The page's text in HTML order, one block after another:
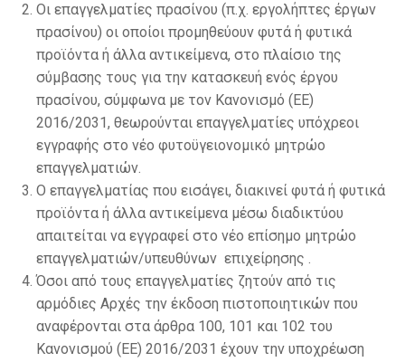
Οι επαγγελματίες πρασίνου (π.χ. εργολήπτες έργων
πρασίνου) οι οποίοι προμηθεύουν φυτά ή φυτικά
προϊόντα ή άλλα αντικείμενα, στο πλαίσιο της
σύμβασης τους για την κατασκευή ενός έργου
πρασίνου, σύμφωνα με τον Κανονισμό (ΕΕ)
2016/2031, θεωρούνται επαγγελματίες υπόχρεοι
εγγραφής στο νέο φυτοϋγειονομικό μητρώο
επαγγελματιών.
Ο επαγγελματίας που εισάγει, διακινεί φυτά ή φυτικά
προϊόντα ή άλλα αντικείμενα μέσω διαδικτύου
απαιτείται να εγγραφεί στο νέο επίσημο μητρώο
επαγγελματιών/υπευθύνων επιχείρησης .
Όσοι από τους επαγγελματίες ζητούν από τις
αρμόδιες Αρχές την έκδοση πιστοποιητικών που
αναφέρονται στα άρθρα 100, 101 και 102 του
Κανονισμού (ΕΕ) 2016/2031 έχουν την υποχρέωση